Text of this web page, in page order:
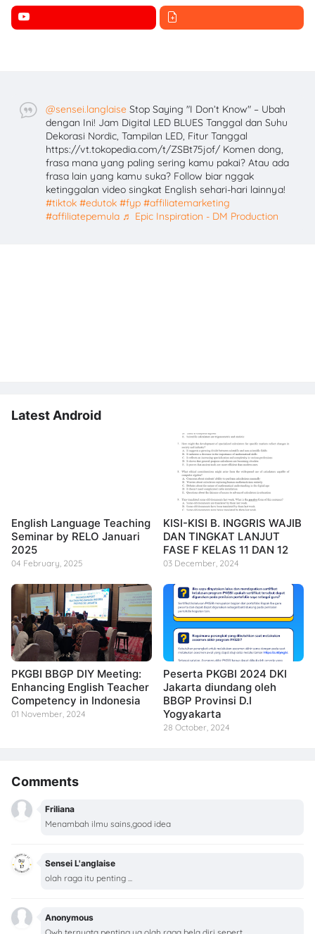
@sensei.langlaise Stop Saying "I Don’t Know" – Ubah
dengan Ini! Jam Digital LED BLUES Tanggal dan Suhu
Dekorasi Nordic, Tampilan LED, Fitur Tanggal
https://vt.tokopedia.com/t/ZSBt75jof/ Komen dong,
frasa mana yang paling sering kamu pakai? Atau ada
frasa lain yang kamu suka? Follow biar nggak
ketinggalan video singkat English sehari-hari lainnya!
#tiktok #edutok #fyp #affiliatemarketing
#affiliatepemula ♬ Epic Inspiration - DM Production
Latest Android
English Language Teaching
Seminar by RELO Januari
2025
04 February, 2025
KISI-KISI B. INGGRIS WAJIB
DAN TINGKAT LANJUT
FASE F KELAS 11 DAN 12
03 December, 2024
PKGBI BBGP DIY Meeting:
Enhancing English Teacher
Competency in Indonesia
01 November, 2024
Peserta PKGBI 2024 DKI
Jakarta diundang oleh
BBGP Provinsi D.I
Yogyakarta
28 October, 2024
Comments
Friliana
Menambah ilmu sains,good idea
Sensei L'anglaise
olah raga itu penting ...
Anonymous